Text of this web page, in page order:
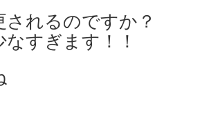
されるのですか？
なすぎます！！